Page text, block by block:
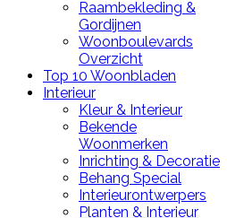
Raambekleding &
Gordijnen
Woonboulevards
Overzicht
Top 10 Woonbladen
Interieur
Kleur & Interieur
Bekende
Woonmerken
Inrichting & Decoratie
Behang Special
Interieurontwerpers
Planten & Interieur